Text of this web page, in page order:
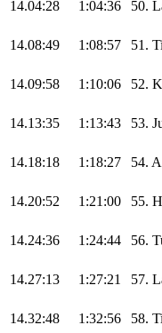
14.04:28 1:04:36 50.
14.08:49 1:08:57 51.
14.09:58 1:10:06 52.
14.13:35 1:13:43 53.
14.18:18 1:18:27 54.
14.20:52 1:21:00 55.
14.24:36 1:24:44 56.
14.27:13 1:27:21 57.
14.32:48 1:32:56 58.